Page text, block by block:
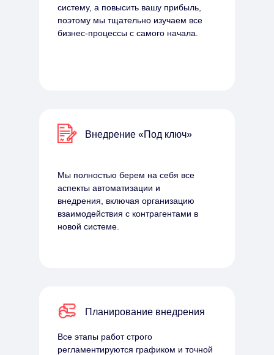
систему, а повысить вашу прибыль,
поэтому мы тщательно изучаем все
бизнес-процессы с самого начала.
Внедрение «Под ключ»
Мы полностью берем на себя все
аспекты автоматизации и
внедрения, включая организацию
взаимодействия с контрагентами в
новой системе.
Планирование внедрения
Все этапы работ строго
регламентируются графиком и точной